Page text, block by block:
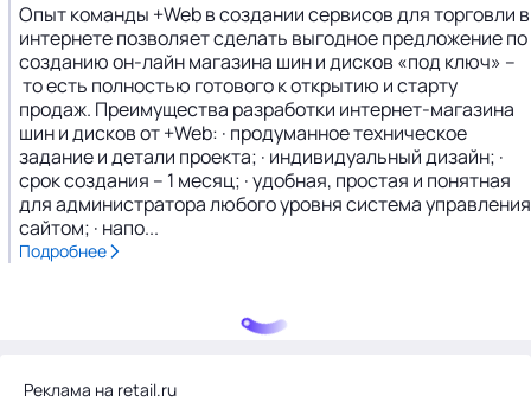
Опыт команды +Web в создании сервисов для торговли в
интернете позволяет сделать выгодное предложение по
созданию он-лайн магазина шин и дисков «под ключ» –
то есть полностью готового к открытию и старту
продаж. Преимущества разработки интернет-магазина
шин и дисков от +Web: · продуманное техническое
задание и детали проекта; · индивидуальный дизайн; ·
срок создания – 1 месяц; · удобная, простая и понятная
для администратора любого уровня система управления
сайтом; · напо...
Подробнее
Реклама на retail.ru